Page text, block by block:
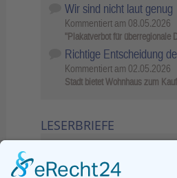
Wir sind nicht laut genug
Kommentiert am 08.05.2026
"Plakatverbot für überregionale
Richtige Entscheidung
Kommentiert am 02.05.2026
Stadt bietet Wohnhaus zum
LESERBRIEFE
Sperrung